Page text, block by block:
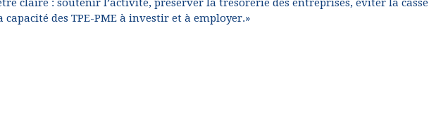
claire : soutenir l’activité, préserver la trésorerie des entreprises, éviter la casse
des TPE-PME à investir et à employer.»